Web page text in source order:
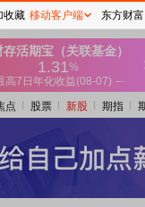
点 股票 新股 期指
收藏 移动客户端 东方财富